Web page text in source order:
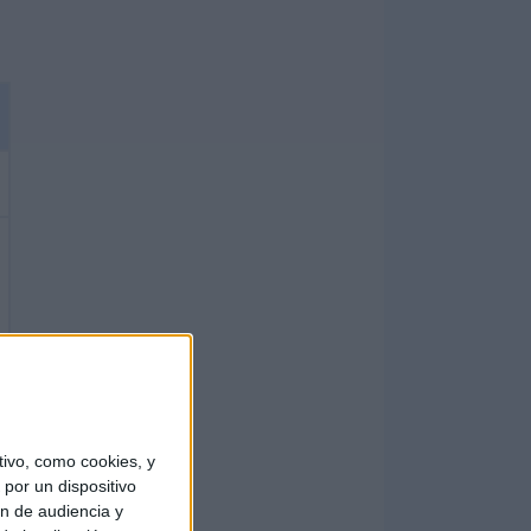
como cookies, y
un dispositivo
de audiencia y